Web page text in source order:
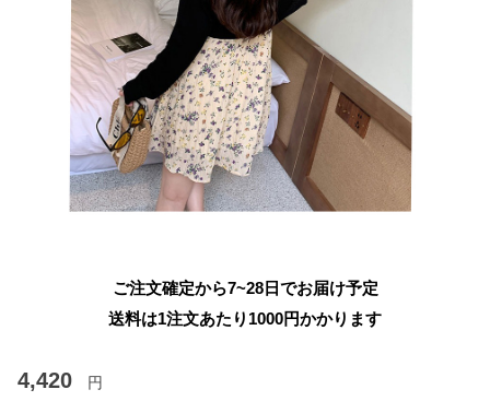
ご注文確定から7~28日でお届け予定
送料は1注文あたり 1000円かかります
4,420 円